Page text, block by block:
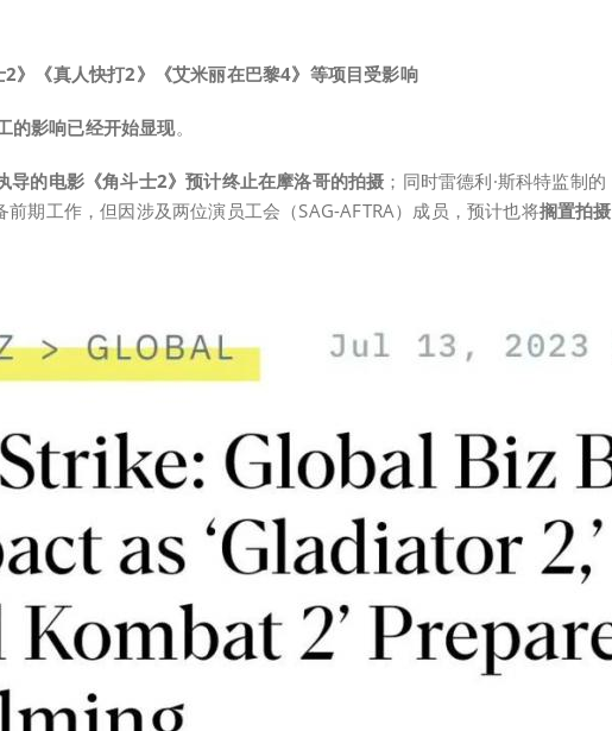
2》《真人快打2》 《艾米丽在巴黎4》等项目受影响
的影响已经开始显现。
导的电影《角斗士2》预计终止在摩洛哥的拍摄 ；同时雷德利·斯科特监制的
前期工作，但因涉及两位演员工会（SAG-AFTRA）成员，预计也将搁置拍摄